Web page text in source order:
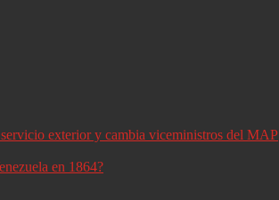
exterior y cambia viceministros del MAP
en 1864?